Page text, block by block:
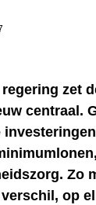
regering zet
centraal.
Zo
op